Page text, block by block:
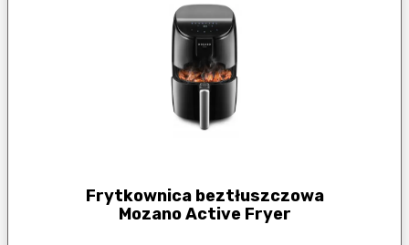
Frytkownica beztłuszczowa
Mozano Active Fryer